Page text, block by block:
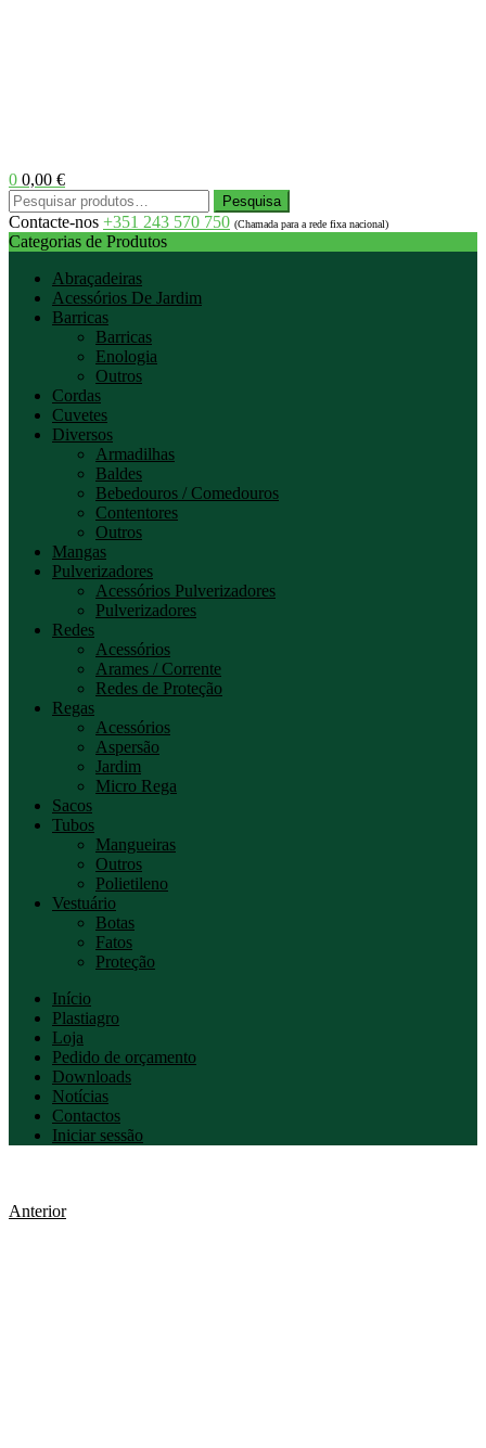
0 0,00 €
Menu
Pesquisar
por:
Pesquisa
Contacte-nos +351 243 570 750 (Chamada para a rede fixa nacional)
Categorias de Produtos
Abraçadeiras
Acessórios De Jardim
Barricas
Barricas
Enologia
Outros
Cordas
Cuvetes
Diversos
Armadilhas
Baldes
Bebedouros / Comedouros
Contentores
Outros
Mangas
Pulverizadores
Acessórios Pulverizadores
Pulverizadores
Redes
Acessórios
Arames / Corrente
Redes de Proteção
Regas
Acessórios
Aspersão
Jardim
Micro Rega
Sacos
Tubos
Mangueiras
Outros
Polietileno
Vestuário
Botas
Fatos
Proteção
Início
Plastiagro
Loja
Pedido de orçamento
Downloads
Notícias
Contactos
Iniciar sessão
Anterior